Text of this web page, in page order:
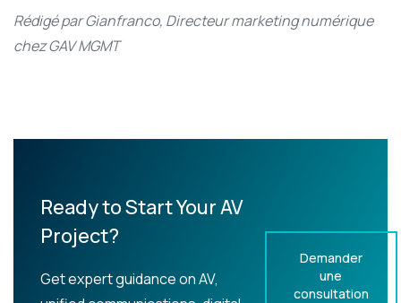
Rédigé par Gianfranco, Directeur marketing numérique
chez GAV MGMT
Ready to Start Your AV
Project?
Get expert guidance on AV,
Demander
une
consultation